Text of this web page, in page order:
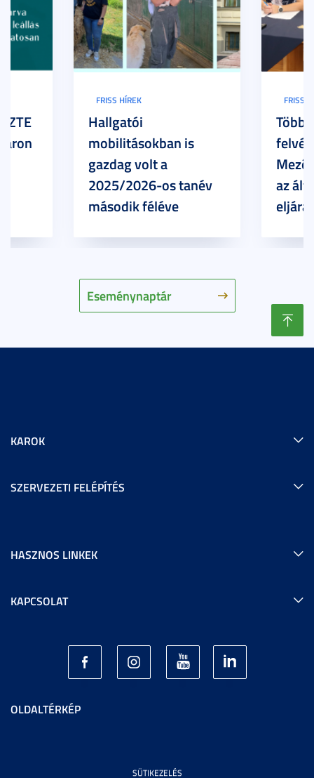
Eseménynaptár
FRISS HÍREK
Hallgatói
mobilitásokban is
gazdag volt a
2025/2026-os tanév
második féléve
FRISS
Több
az
KAROK
SZERVEZETI FELÉPÍTÉS
HASZNOS LINKEK
KAPCSOLAT
OLDALTÉRKÉP
SÜTIKEZELÉS